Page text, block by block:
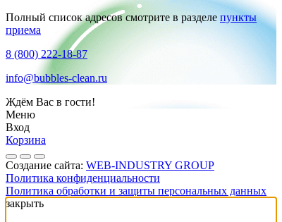
Полный список адресов смотрите в разделе пункты
приема
8 (800) 222-18-87
info@bubbles-clean.ru
Ждём Вас в гости!
Меню
Вход
Корзина
Создание сайта: WEB-INDUSTRY GROUP
Политика конфиденциальности
Политика обработки и защиты персональных данных
закрыть